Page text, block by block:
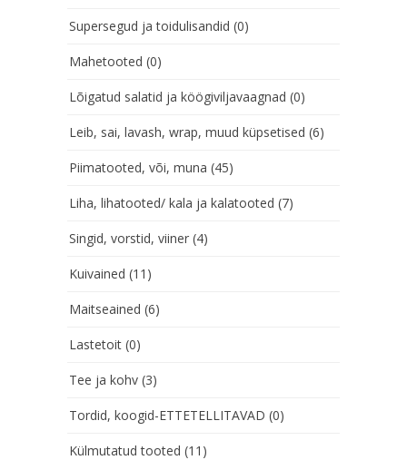
Supersegud ja toidulisandid (0)
Mahetooted (0)
Lõigatud salatid ja köögiviljavaagnad (0)
Leib, sai, lavash, wrap, muud küpsetised (6)
Piimatooted, või, muna (45)
Liha, lihatooted/ kala ja kalatooted (7)
Singid, vorstid, viiner (4)
Kuivained (11)
Maitseained (6)
Lastetoit (0)
Tee ja kohv (3)
Tordid, koogid-ETTETELLITAVAD (0)
Külmutatud tooted (11)